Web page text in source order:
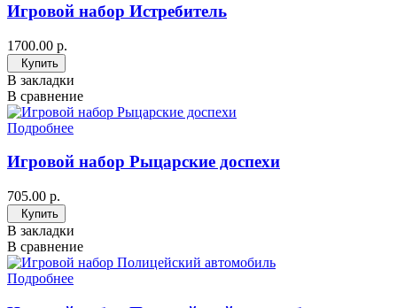
Игровой набор Истребитель
1700.00 р.
Купить
В закладки
В сравнение
Подробнее
Игровой набор Рыцарские доспехи
705.00 р.
Купить
В закладки
В сравнение
Подробнее